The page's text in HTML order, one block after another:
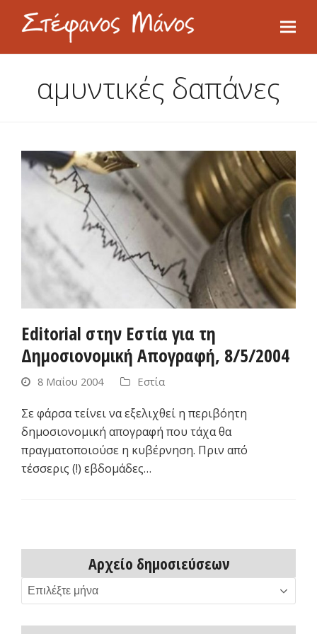
αμυντικές δαπάνες
Editorial στην Εστία για τη
Δημοσιονομική Απογραφή, 8/5/2004
8 Μαΐου 2004 Εστία
Σε φάρσα τείνει να εξελιχθεί η περιβόητη
δημοσιονομική απογραφή που τάχα θα
πραγματοποιούσε η κυβέρνηση. Πριν από
τέσσερις (!) εβδομάδες…
Αρχείο δημοσιεύσεων
Αρχείο
δημοσιεύσεων